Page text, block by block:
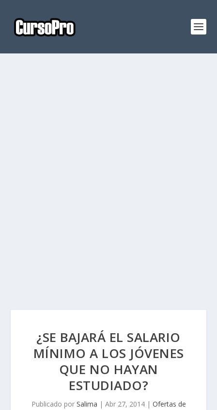
¿SE BAJARÁ EL SALARIO
MÍNIMO A LOS JÓVENES
QUE NO HAYAN
ESTUDIADO?
Publicado por Salima | Abr 27, 2014| Ofertas de